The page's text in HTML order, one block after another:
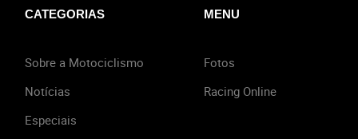
CATEGORIAS
Sobre a Motociclismo
Notícias
Especiais
MENU
Fotos
Racing Online